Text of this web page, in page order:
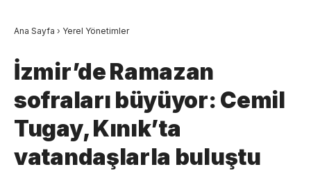
Ana Sayfa › Yerel Yönetimler
İzmir’de Ramazan
sofraları büyüyor: Cemil
Tugay, Kınık’ta
vatandaşlarla buluştu